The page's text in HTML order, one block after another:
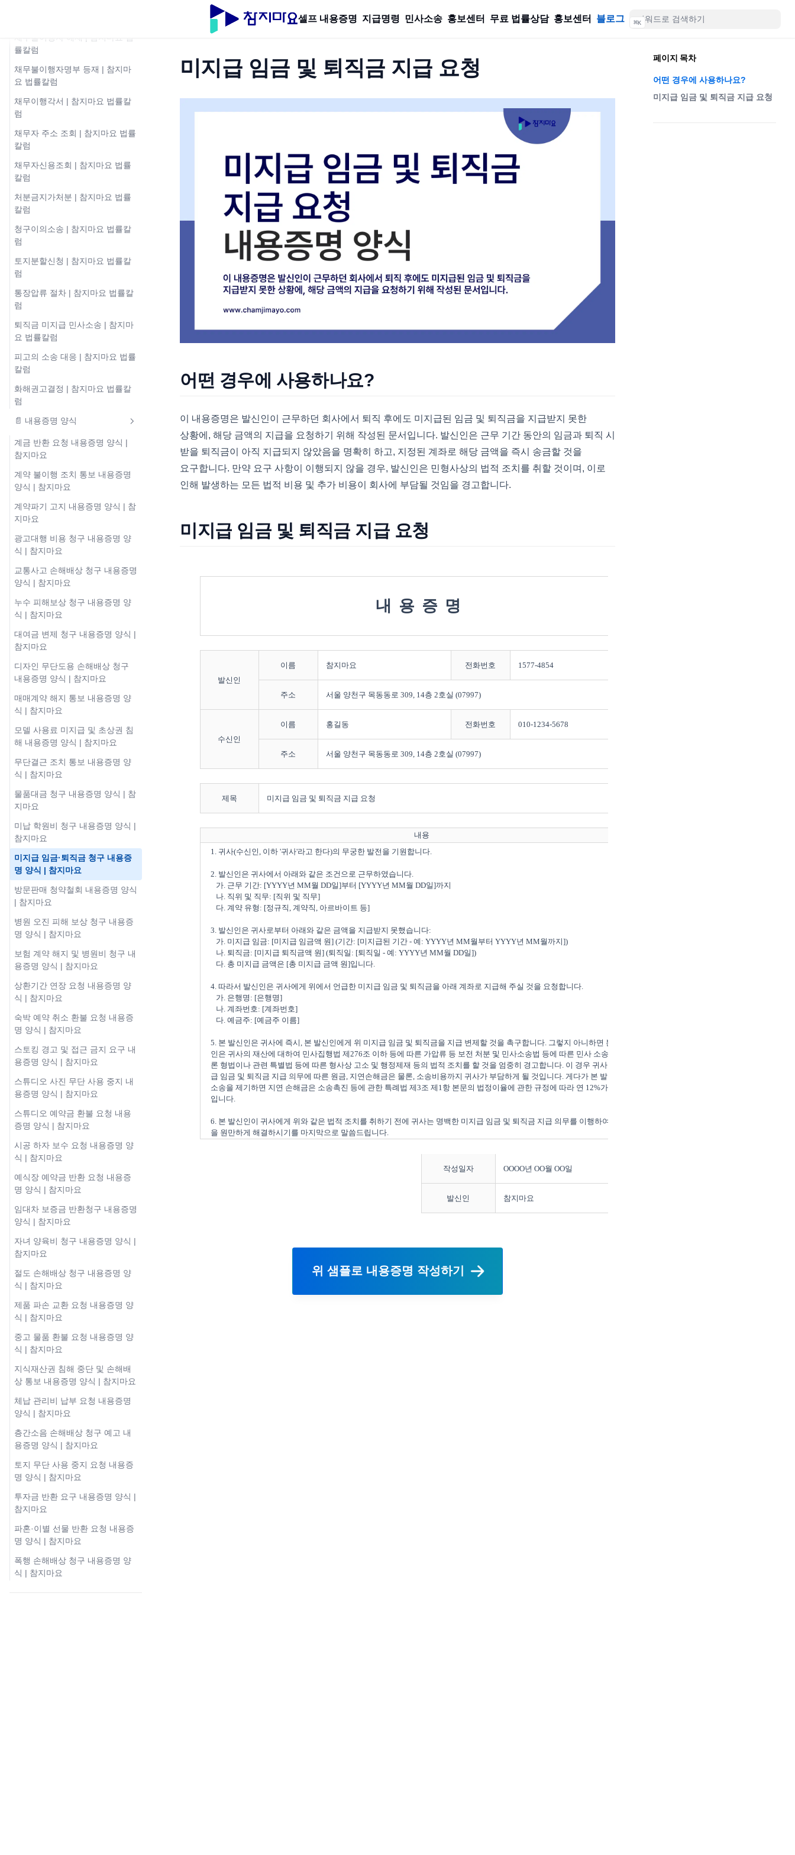
셀프 내용증명 지급명령 민사소송 홍보센터 무료 법률상담 홍보센터 블로그 ⌘K
률칼럼
채무불이행자명부 등재 | 참지마
요 법률칼럼
채무이행각서 | 참지마요 법률칼
럼
채무자 주소 조회 | 참지마요 법률
칼럼
채무자신용조회 | 참지마요 법률
칼럼
처분금지가처분 | 참지마요 법률
칼럼
청구이의소송 | 참지마요 법률칼
럼
토지분할신청 | 참지마요 법률칼
럼
통장압류 절차 | 참지마요 법률칼
럼
퇴직금 미지급 민사소송 | 참지마
요 법률칼럼
피고의 소송 대응 | 참지마요 법률
칼럼
화해권고결정 | 참지마요 법률칼
럼
📄 내용증명 양식
계금 반환 요청 내용증명 양식 |
참지마요
계약 불이행 조치 통보 내용증명
양식 | 참지마요
계약파기 고지 내용증명 양식 | 참
지마요
광고대행 비용 청구 내용증명 양
식 | 참지마요
교통사고 손해배상 청구 내용증명
양식 | 참지마요
누수 피해보상 청구 내용증명 양
식 | 참지마요
대여금 변제 청구 내용증명 양식 |
참지마요
디자인 무단도용 손해배상 청구
내용증명 양식 | 참지마요
매매계약 해지 통보 내용증명 양
식 | 참지마요
모델 사용료 미지급 및 초상권 침
해 내용증명 양식 | 참지마요
무단결근 조치 통보 내용증명 양
식 | 참지마요
물품대금 청구 내용증명 양식 | 참
지마요
미납 학원비 청구 내용증명 양식 |
참지마요
미지급 임금·퇴직금 청구 내용증
명 양식 | 참지마요
방문판매 청약철회 내용증명 양식
| 참지마요
병원 오진 피해 보상 청구 내용증
명 양식 | 참지마요
보험 계약 해지 및 병원비 청구 내
용증명 양식 | 참지마요
상환기간 연장 요청 내용증명 양
식 | 참지마요
숙박 예약 취소 환불 요청 내용증
명 양식 | 참지마요
스토킹 경고 및 접근 금지 요구 내
용증명 양식 | 참지마요
스튜디오 사진 무단 사용 중지 내
용증명 양식 | 참지마요
스튜디오 예약금 환불 요청 내용
증명 양식 | 참지마요
시공 하자 보수 요청 내용증명 양
식 | 참지마요
예식장 예약금 반환 요청 내용증
명 양식 | 참지마요
임대차 보증금 반환청구 내용증명
양식 | 참지마요
자녀 양육비 청구 내용증명 양식 |
참지마요
절도 손해배상 청구 내용증명 양
식 | 참지마요
제품 파손 교환 요청 내용증명 양
식 | 참지마요
중고 물품 환불 요청 내용증명 양
식 | 참지마요
지식재산권 침해 중단 및 손해배
상 통보 내용증명 양식 | 참지마요
체납 관리비 납부 요청 내용증명
양식 | 참지마요
층간소음 손해배상 청구 예고 내
용증명 양식 | 참지마요
토지 무단 사용 중지 요청 내용증
명 양식 | 참지마요
투자금 반환 요구 내용증명 양식 |
참지마요
파혼·이별 선물 반환 요청 내용증
명 양식 | 참지마요
폭행 손해배상 청구 내용증명 양
식 | 참지마요
페이지 목차
어떤 경우에 사용하나요?
미지급 임금 및 퇴직금 지급 요청
미지급 임금 및 퇴직금 지급 요청
어떤 경우에 사용하나요?
이 내용증명은 발신인이 근무하던 회사에서 퇴직 후에도 미지급된 임금 및 퇴직금을 지급받지 못한
상황에, 해당 금액의 지급을 요청하기 위해 작성된 문서입니다. 발신인은 근무 기간 동안의 임금과 퇴직 시
받을 퇴직금이 아직 지급되지 않았음을 명확히 하고, 지정된 계좌로 해당 금액을 즉시 송금할 것을
요구합니다. 만약 요구 사항이 이행되지 않을 경우, 발신인은 민형사상의 법적 조치를 취할 것이며, 이로
인해 발생하는 모든 법적 비용 및 추가 비용이 회사에 부담될 것임을 경고합니다.
미지급 임금 및 퇴직금 지급 요청
내용증명
발신인
이름 참지마요 전화번호 1577-4854
주소 서울 양천구 목동동로 309, 14층 2호실 (07997)
수신인
이름 홍길동 전화번호 010-1234-5678
주소 서울 양천구 목동동로 309, 14층 2호실 (07997)
제목 미지급 임금 및 퇴직금 지급 요청
내용
1. 귀사(수신인, 이하 '귀사'라고 한다)의 무궁한 발전을 기원합니다.
2. 발신인은 귀사에서 아래와 같은 조건으로 근무하였습니다.
3. 발신인은 귀사로부터 아래와 같은 금액을 지급받지 못했습니다:
4. 따라서 발신인은 귀사에게 위에서 언급한 미지급 임금 및 퇴직금을 아래 계좌로 지급해 주실 것을 요청합니다.
5. 본 발신인은 귀사에 즉시, 본 발신인에게 위 미지급 임금 및 퇴직금을 지급 변제할 것을 촉구합니다. 그렇지 아니하면 본 발신
인은 귀사의 재산에 대하여 민사집행법 제276조 이하 등에 따른 가압류 등 보전 처분 및 민사소송법 등에 따른 민사 소송은 물
론 형법이나 관련 특별법 등에 따른 형사상 고소 및 행정제재 등의 법적 조치를 할 것을 엄중히 경고합니다. 이 경우 귀사는 미지
급 임금 및 퇴직금 지급 의무에 따른 원금, 지연손해금은 물론, 소송비용까지 귀사가 부담하게 될 것입니다. 게다가 본 발신인이
소송을 제기하면 지연 손해금은 소송촉진 등에 관한 특례법 제3조 제1항 본문의 법정이율에 관한 규정에 따라 연 12%가 될 것
입니다.
6. 본 발신인이 귀사에게 위와 같은 법적 조치를 취하기 전에 귀사는 명백한 미지급 임금 및 퇴직금 지급 의무를 이행하여 본 건
작성일자 OOOO년 OO월 OO일
발신인 참지마요
위 샘플로 내용증명 작성하기